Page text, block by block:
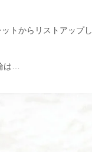
トからリストアップ
は…